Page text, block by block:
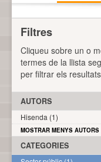
Filtres
Cliqueu sobre un o
termes de la llista
per filtrar els
AUTORS
Hisenda (1)
MOSTRAR MENYS AUTORS
CATEGORIES